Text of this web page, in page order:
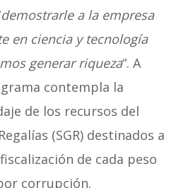
demostrarle a la empresa
en ciencia y tecnología
generar riqueza“. A
contempla la
de los recursos del
(SGR) destinados a
de cada peso
corrupción.